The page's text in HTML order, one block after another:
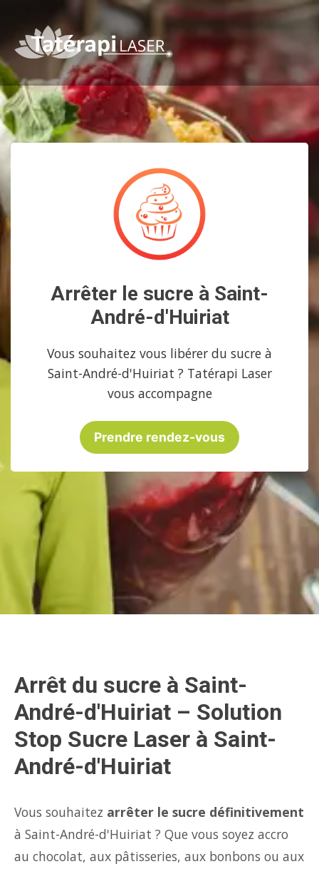
Arrêter le sucre à Saint-
André-d'Huiriat
Vous souhaitez vous libérer du sucre à
Saint-André-d'Huiriat ? Tatérapi Laser
vous accompagne
Prendre rendez-vous
Arrêt du sucre à Saint-
André-d'Huiriat – Solution
Stop Sucre Laser à Saint-
André-d'Huiriat
Vous souhaitez arrêter le sucre définitivement
à Saint-André-d'Huiriat ? Que vous soyez accro
au chocolat, aux pâtisseries, aux bonbons ou aux